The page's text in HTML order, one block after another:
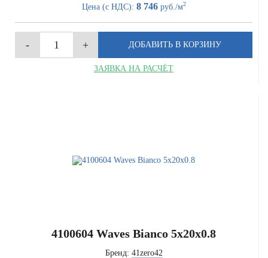
Цена (с НДС): 8 746руб./м2
ЗАЯВКА НА РАСЧЁТ
4100604 Waves Bianco 5x20x0.8
Бренд: 41zero42